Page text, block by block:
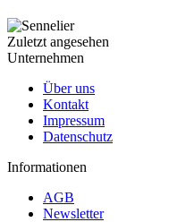
Zuletzt angesehen
Unternehmen
Über uns
Kontakt
Impressum
Datenschutz
Informationen
AGB
Newsletter